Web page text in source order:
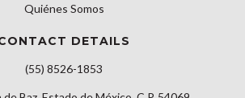
Quiénes Somos
DETAILS
(55) 8526-1853